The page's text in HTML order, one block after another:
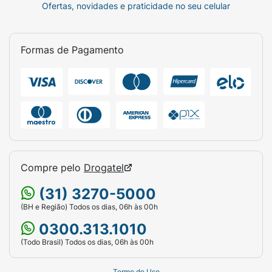
Ofertas, novidades e praticidade no seu celular
Formas de Pagamento
Compre pelo Drogatel
(31) 3270-5000
(BH e Região) Todos os dias, 06h às 00h
0300.313.1010
(Todo Brasil) Todos os dias, 06h às 00h